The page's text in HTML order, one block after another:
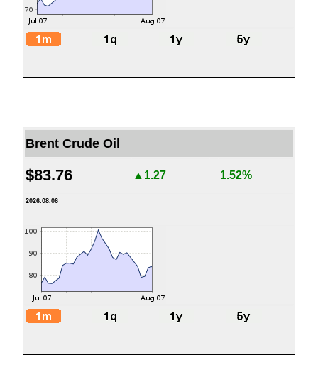
Brent Crude Oil
$83.76 ▲1.27 1.52%
2026.08.06